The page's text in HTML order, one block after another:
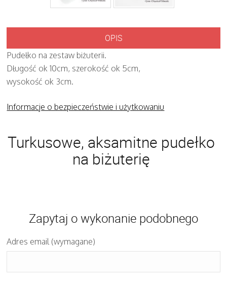
OPIS
Pudełko na zestaw biżuterii.
Długość ok 10cm, szerokość ok 5cm,
wysokość ok 3cm.
Informacje o bezpieczeństwie i użytkowaniu
Turkusowe, aksamitne pudełko
na biżuterię
Zapytaj o wykonanie podobnego
Adres email (wymagane)